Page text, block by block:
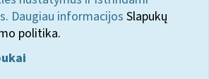
Daugiau informacijos Slapukų
politika.